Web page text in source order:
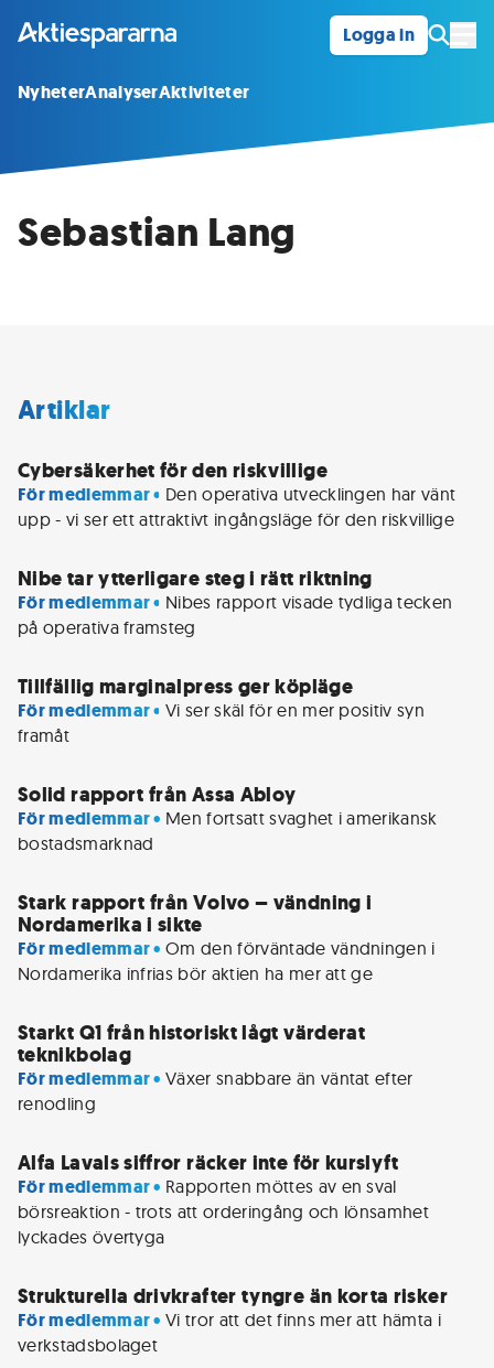
Logga in
NyheterAnalyserAktiviteter
Sebastian Lang
Artiklar
Cybersäkerhet för den riskvillige
För medlemmar • Den operativa utvecklingen har vänt
upp - vi ser ett attraktivt ingångsläge för den riskvillige
Nibe tar ytterligare steg i rätt riktning
För medlemmar • Nibes rapport visade tydliga tecken
på operativa framsteg
Tillfällig marginalpress ger köpläge
För medlemmar • Vi ser skäl för en mer positiv syn
framåt
Solid rapport från Assa Abloy
För medlemmar • Men fortsatt svaghet i amerikansk
bostadsmarknad
Stark rapport från Volvo – vändning i
Nordamerika i sikte
För medlemmar • Om den förväntade vändningen i
Nordamerika infrias bör aktien ha mer att ge
Starkt Q1 från historiskt lågt värderat
teknikbolag
För medlemmar • Växer snabbare än väntat efter
renodling
Alfa Lavals siffror räcker inte för kurslyft
För medlemmar • Rapporten möttes av en sval
börsreaktion - trots att orderingång och lönsamhet
lyckades övertyga
Strukturella drivkrafter tyngre än korta risker
För medlemmar • Vi tror att det finns mer att hämta i
verkstadsbolaget